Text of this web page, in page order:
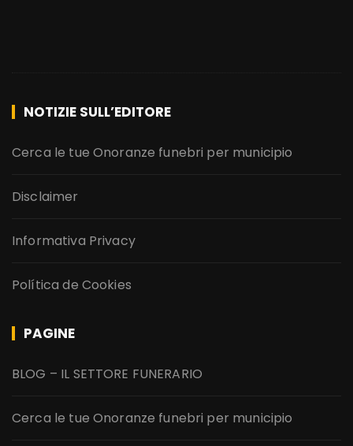
NOTIZIE SULL’EDITORE
Cerca le tue Onoranze funebri per municipio
Disclaimer
Informativa Privacy
Política de Cookies
PAGINE
BLOG – IL SETTORE FUNERARIO
Cerca le tue Onoranze funebri per municipio